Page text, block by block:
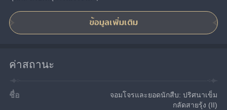
ข้อมูลเพิ่มเติม
ค่าสถานะ
ชื่อ
จอมโจรและยอดนักสืบ: ปริศนาเข็ม
กลัดสายรุ้ง (II)